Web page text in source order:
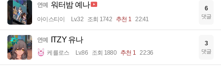
연예 워터밤 예나
아이스티이 Lv.32 조회 1742 추천 1 22:41
6
댓글
연예 ITZY 유나
케를로스 Lv.86 조회 1880 추천 1 22:36
3
댓글